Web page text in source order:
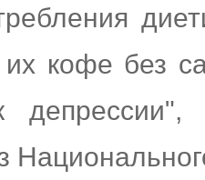
кофе без